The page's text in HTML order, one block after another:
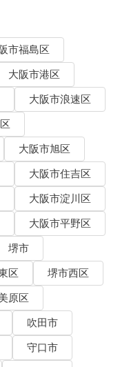
市福島区
大阪市港区
大阪市浪速区
大阪市旭区
大阪市住吉区
大阪市淀川区
大阪市平野区
堺市
区
堺市西区
原区
吹田市
守口市